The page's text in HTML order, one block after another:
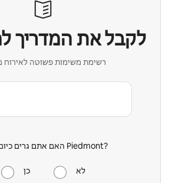
לקבל את המדריך
רשימת משימות פשוטה לאירוח
האם אתם גרים כיום בנכס Piedmont?
כן לא